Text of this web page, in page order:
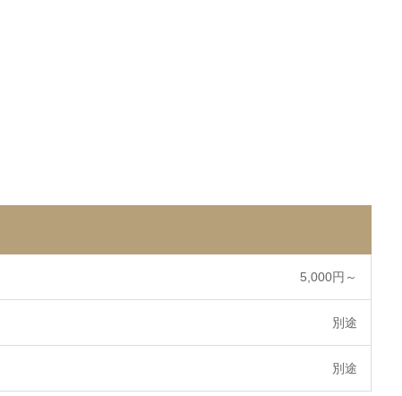
5,000円～
別途
別途